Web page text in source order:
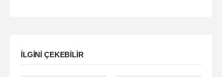
ILGINI ÇEKEBILIR